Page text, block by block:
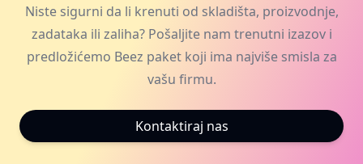
Niste sigurni da li krenuti od skladišta, proizvodnje,
zadataka ili zaliha? Pošaljite nam trenutni izazov i
predložićemo Beez paket koji ima najviše smisla za
vašu firmu.
Kontaktiraj nas